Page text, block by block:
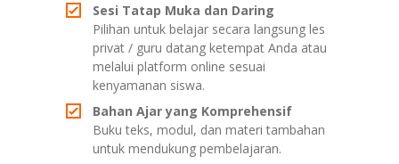
Sesi Tatap Muka dan Daring
Pilihan untuk belajar secara langsung les
privat / guru datang ketempat Anda atau
melalui platform online sesuai
kenyamanan siswa.
Bahan Ajar yang Komprehensif
Buku teks, modul, dan materi tambahan
untuk mendukung pembelajaran.